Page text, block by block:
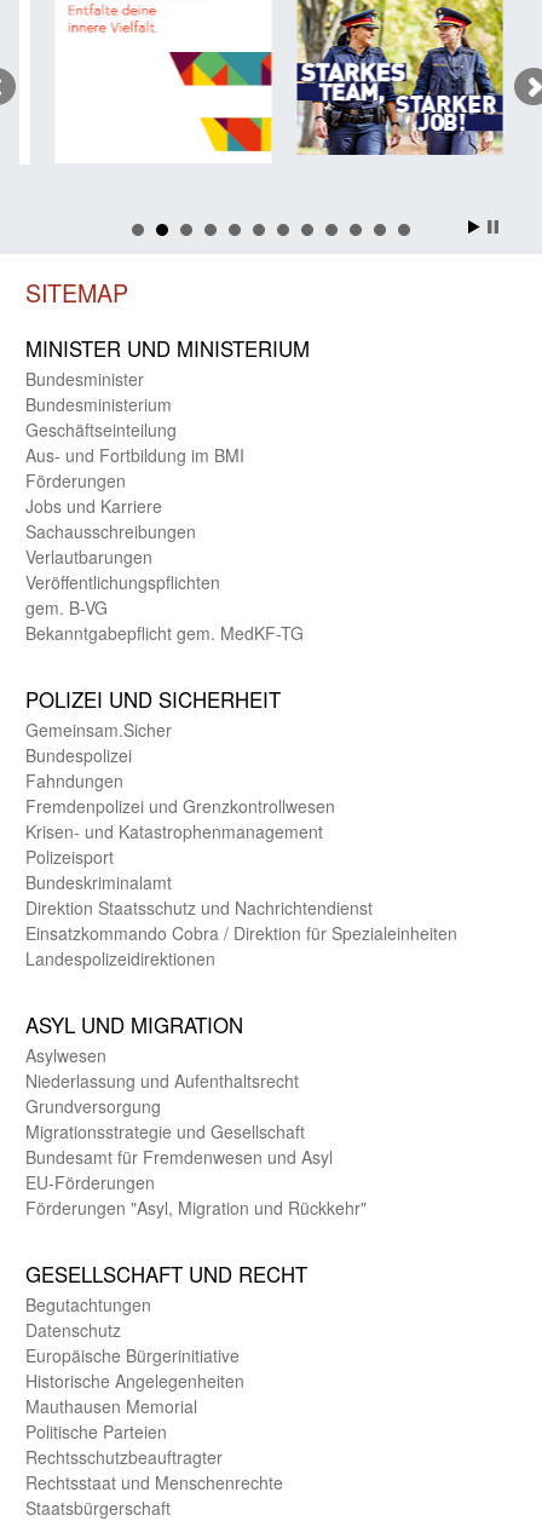
SITEMAP
MINISTER UND MINIST­ERIUM
Bundes­minister
Bundes­ministerium
Geschäfts­einteilung
Aus- und Fortbildung im BMI
Förderungen
Jobs und Karriere
Sachaus­schreibungen
Verlautbarungen
Veröffentlichungspflichten
gem. B-VG
Bekanntgabepflicht gem. MedKF-TG
POLIZEI UND SICHER­HEIT
Gemein­sam.Sicher
Bundes­polizei
Fahndungen
Fremdenpolizei und Grenzkontrollwesen
Krisen- und Katastrophen­management
Polizeisport
Bundes­kriminal­amt
Direktion Staats­schutz und Nach­richten­dienst
Einsatz­kommando Cobra / Direktion für Spezialeinheiten
Landes­polizei­direk­tionen
ASYL UND MIGRA­TION
Asyl­wesen
Nieder­lassung und Aufent­halts­recht
Grund­versorgung
Migrations­strategie und Gesell­schaft
Bundes­amt für Fremden­wesen und Asyl
EU-Förde­rungen
Förderungen "Asyl, Migration und Rückkehr"
GE­SELL­SCHAFT UND RECHT
Begut­achtungen
Daten­schutz
Europäische Bürger­initiative
Historische Angelegen­heiten
Mauthausen Memorial
Politische Parteien
Rechts­schutz­beauftragter
Rechts­staat und Menschen­rechte
Staats­bürger­schaft